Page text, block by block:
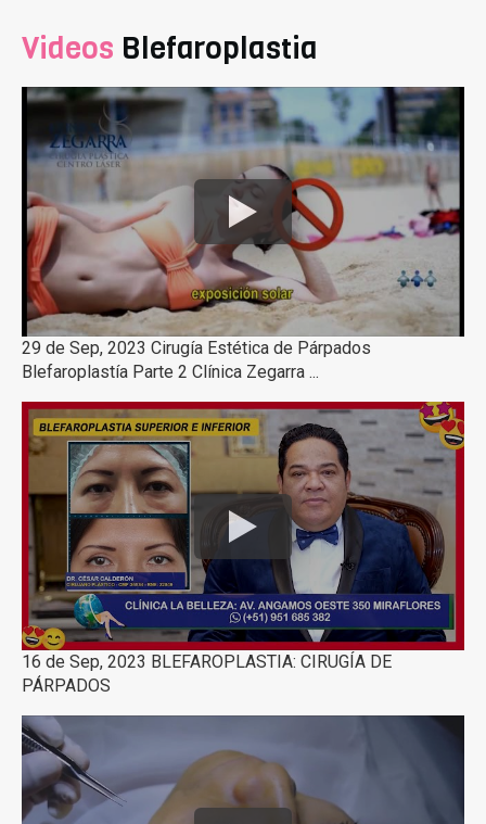
Videos Blefaroplastia
29 de Sep, 2023 Cirugía Estética de Párpados
Blefaroplastía Parte 2 Clínica Zegarra ...
16 de Sep, 2023 BLEFAROPLASTIA: CIRUGÍA DE
PÁRPADOS